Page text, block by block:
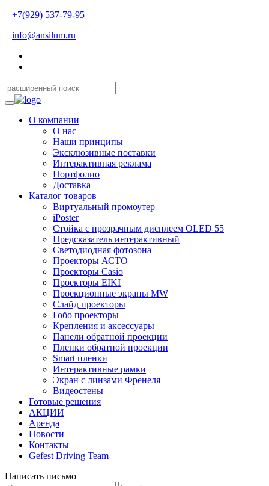
+7(929) 537-79-95
info@ansilum.ru
О компании
О нас
Наши принципы
Эксклюзивные поставки
Интерактивная реклама
Портфолио
Доставка
Каталог товаров
Виртуальный промоутер
iPoster
Стойка с прозрачным дисплеем OLED 55
Предсказатель интерактивный
Светодиодная фотозона
Проекторы АСТО
Проекторы Casio
Проекторы EIKI
Проекционные экраны MW
Слайд проекторы
Гобо проекторы
Крепления и аксессуары
Панели обратной проекции
Пленки обратной проекции
Smart пленки
Интерактивные рамки
Экран с линзами Френеля
Видеостены
Готовые решения
АКЦИИ
Аренда
Новости
Контакты
Gefest Driving Team
Написать письмо